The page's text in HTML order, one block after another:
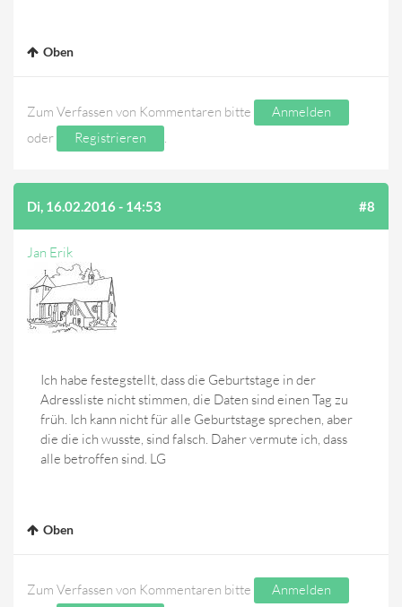
Oben
Zum Verfassen von Kommentaren bitte
Anmelden
oder
Registrieren .
Di, 16.02.2016 - 14:53 #8
Jan Erik
Ich habe festegstellt, dass die Geburtstage in der
Adressliste nicht stimmen, die Daten sind einen Tag zu
früh. Ich kann nicht für alle Geburtstage sprechen, aber
die die ich wusste, sind falsch. Daher vermute ich, dass
alle betroffen sind. LG
Oben
Zum Verfassen von Kommentaren bitte
Anmelden